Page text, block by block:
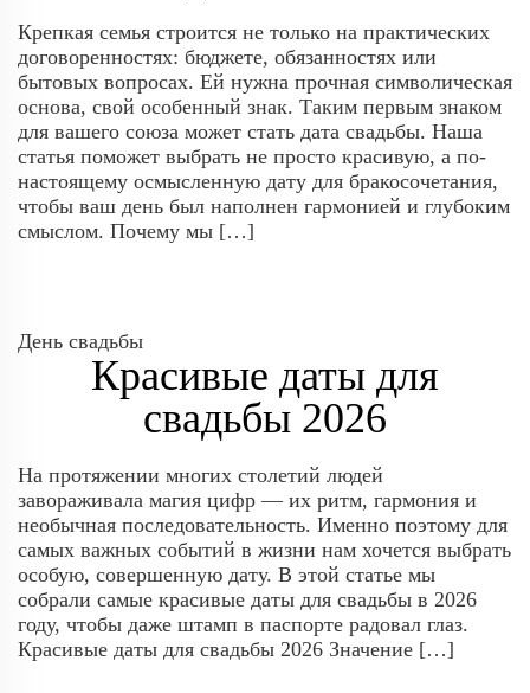
Крепкая семья строится не только на практических
договоренностях: бюджете, обязанностях или
бытовых вопросах. Ей нужна прочная символическая
основа, свой особенный знак. Таким первым знаком
для вашего союза может стать дата свадьбы. Наша
статья поможет выбрать не просто красивую, а по-
настоящему осмысленную дату для бракосочетания,
чтобы ваш день был наполнен гармонией и глубоким
смыслом. Почему мы […]
День свадьбы
Красивые даты для
свадьбы 2026
На протяжении многих столетий людей
завораживала магия цифр — их ритм, гармония и
необычная последовательность. Именно поэтому для
самых важных событий в жизни нам хочется выбрать
особую, совершенную дату. В этой статье мы
собрали самые красивые даты для свадьбы в 2026
году, чтобы даже штамп в паспорте радовал глаз.
Красивые даты для свадьбы 2026 Значение […]